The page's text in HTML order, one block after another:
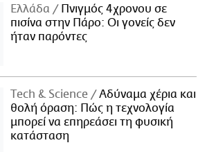
Ελλάδα
Πνιγμός 4χρονου σε
πισίνα στην Πάρο: Οι γονείς δεν
ήταν παρόντες
Τech & Science
Αδύναμα χέρια και
θολή όραση: Πώς η τεχνολογία
μπορεί να επηρεάσει τη φυσική
κατάσταση